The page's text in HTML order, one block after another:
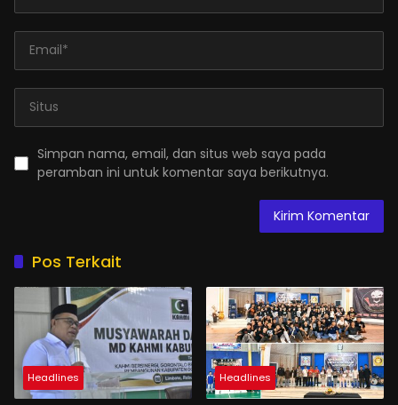
Simpan nama, email, dan situs web saya pada
peramban ini untuk komentar saya berikutnya.
Pos Terkait
Headlines Headlines